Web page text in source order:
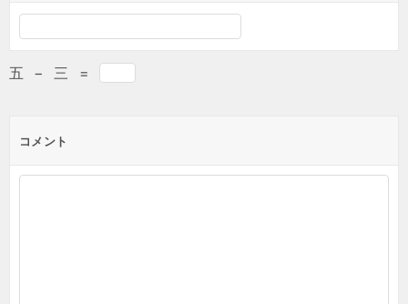
五 − 三 =
コメント